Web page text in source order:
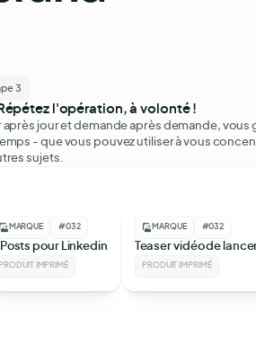
3
Répétez l'opération, à volonté !
après jour et demande après demande, vous
- que vous pouvez utiliser à vous
sujets.
MARQUE #032
pour Linkedin
PRODUIT IMPRIMÉ
MARQUE #032
Teaser vidéo de
PRODUIT IMPRIMÉ